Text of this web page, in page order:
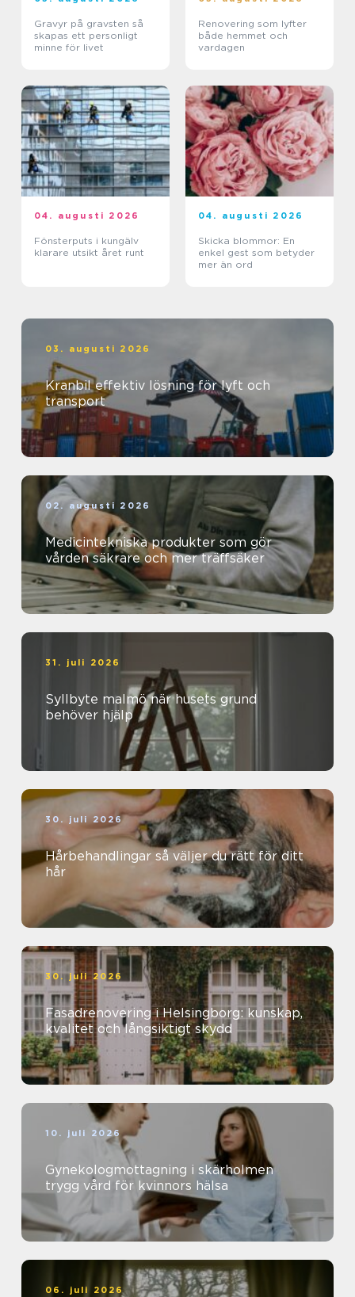
Gravyr på gravsten så
skapas ett personligt
minne för livet
Renovering som lyfter
både hemmet och
vardagen
04. augusti 2026
Fönsterputs i kungälv
klarare utsikt året runt
04. augusti 2026
Skicka blommor: En
enkel gest som betyder
mer än ord
03. augusti 2026
Kranbil effektiv lösning för lyft och
transport
02. augusti 2026
Medicintekniska produkter som gör
vården säkrare och mer träffsäker
31. juli 2026
Syllbyte malmö när husets grund
behöver hjälp
30. juli 2026
Hårbehandlingar så väljer du rätt för ditt
hår
30. juli 2026
Fasadrenovering i Helsingborg: kunskap,
kvalitet och långsiktigt skydd
10. juli 2026
Gynekologmottagning i skärholmen
trygg vård för kvinnors hälsa
06. juli 2026